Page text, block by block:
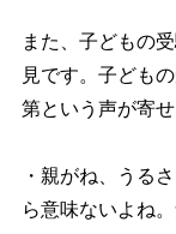
また、子どもの
見です。子ども
第という声が寄せ
・親がね、うる
ら意味ないよね